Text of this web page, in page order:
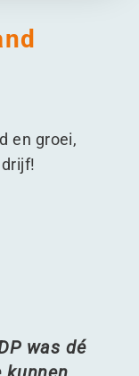
en groei,
was dé